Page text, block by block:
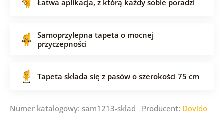
Łatwa aplikacja, z którą każdy sobie poradzi
Samoprzylepna tapeta o mocnej
przyczepności
Tapeta składa się z pasów o szerokości 75 cm
Numer katalogowy: sam1213-sklad Producent: Dovido